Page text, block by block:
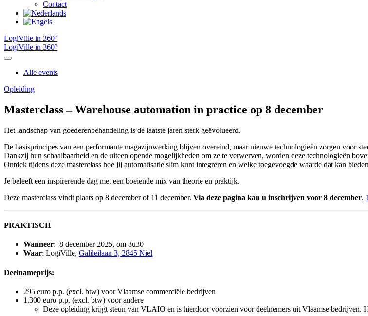
Contact
LogiVille in 360°
LogiVille in 360°
Alle events
Opleiding
Masterclass – Warehouse automation in practice op 8 december
Het landschap van goederenbehandeling is de laatste jaren sterk geëvolueerd.
De basisprincipes van een performante magazijnwerking blijven overeind, maar nieuwe technologieën zorgen voor
Dankzij hun schaalbaarheid en de uiteenlopende mogelijkheden om ze te verwerven, worden deze technologieën
Ontdek tijdens deze masterclass hoe jij automatisatie slim kunt integreren en welke toegevoegde waarde dat kan
Je beleeft een inspirerende dag met een boeiende mix van theorie en praktijk.
Deze masterclass vindt plaats op 8 december of 11 december. Via deze pagina kan u inschrijven voor 8 december,
PRAKTISCH
Wanneer: 8 december 2025, om 8u30
Waar: LogiVille, Galileilaan 3, 2845 Niel
Deelnameprijs:
295 euro p.p. (excl. btw) voor Vlaamse commerciële bedrijven
1.300 euro p.p. (excl. btw) voor andere
Deze opleiding krijgt steun van VLAIO en is hierdoor voorzien voor deelnemers uit Vlaamse bedrijven.